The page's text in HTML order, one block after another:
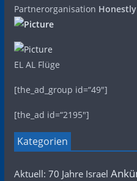
Partnerorganisation
EL AL Flüge
[the_ad_group id=“49″]
[the_ad id=“2195″]
Kategorien
Aktuell: 70 Jahre Israel